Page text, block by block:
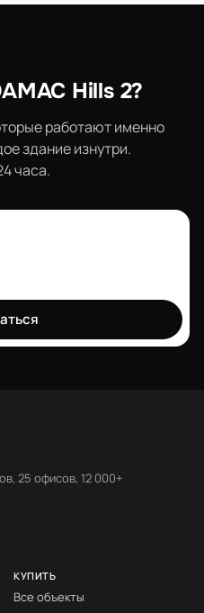
Hills 2?
работают именно
здание изнутри.
часа.
25 офисов, 12 000+
КУПИТЬ
Все объекты